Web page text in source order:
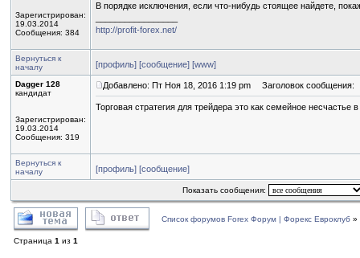
Зарегистрирован:
19.03.2014
Сообщения: 384
В порядке исключения, если что-нибудь стоящее найдете,
http://profit-forex.net/
Вернуться к
началу
[профиль] [сообщение] [www]
Dagger 128
кандидат
Зарегистрирован:
19.03.2014
Сообщения: 319
Добавлено: Пт Ноя 18, 2016 1:19 pm Заголовок сообщения:
Торговая стратегия для трейдера это как семейное
Вернуться к
началу
[профиль] [сообщение]
Показать сообщения:
Список форумов Forex Форум | Форекс Евроклуб »
Страница 1 из 1